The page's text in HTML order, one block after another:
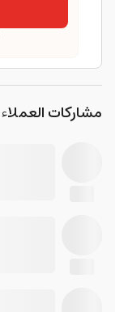
مشاركات العملاء